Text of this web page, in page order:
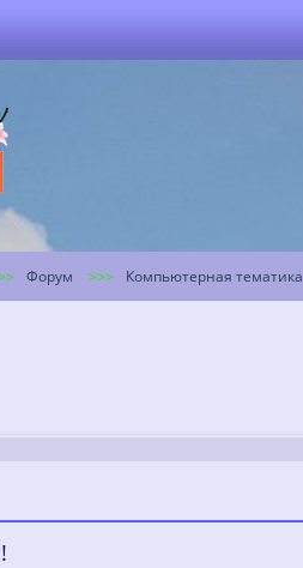
Форум Компьютерная тематика